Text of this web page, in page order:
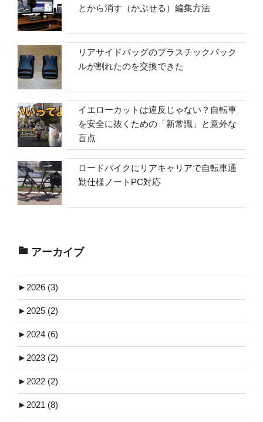
とから消す（かぶせる）編集方法
リアサイドバッグのプラスチックバック
ルが割れたのを交換できた
イエローカットは違反じゃない？自転車
を安全に抜くための「新常識」と意外な
盲点
ロードバイクにリアキャリアで自転車通
勤仕様ノートPC対応
アーカイブ
► 2026 (3)
► 2025 (2)
► 2024 (6)
► 2023 (2)
► 2022 (2)
► 2021 (8)